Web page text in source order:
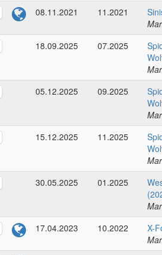
08.11.2021
11.2021
18.09.2025
07.2025
05.12.2025
09.2025
15.12.2025
11.2025
30.05.2025
01.2025
17.04.2023
10.2022
X-